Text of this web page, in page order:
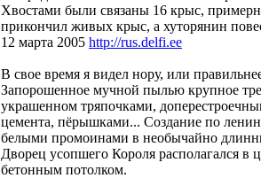
Хвостами были связаны 16 крыс,
прикончил живых крыс, а хуторянин
12 марта 2005 http://rus.delfi.ee
В свое время я видел нору, или
Запорошенное мучной пылью крупное
украшенном тряпочками,
цемента, пёрышками... Создание по
белыми промоинами в необычайно
Дворец усопшего Короля располагался
бетонным потолком.